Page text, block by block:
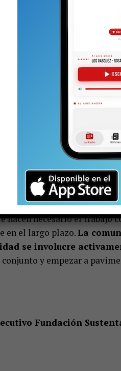
Centro UC de Desarrollo
de Pucón,
sobre el territorio.
sostenible al largo
sustentable, y promover
inversión pública que
con real impacto en la
a un Pucón con
donde sus
y una comuna que
su economía
hacen necesario el
en el largo plazo.La
se involucre
y empezar a
Fundación